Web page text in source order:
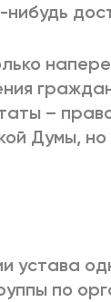
–
Думы,
устава
по